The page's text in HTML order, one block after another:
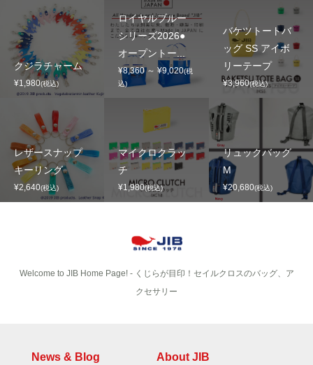
クジラチャーム
¥1,980(税込)
ロイヤルブルー
シリーズ2026●
オープントー...
¥8,360 ～ ¥9,020(税
込)
バケツトートバ
ッグ SS アイボ
リーテープ
¥3,960(税込)
レザースナップ
キーリング
¥2,640(税込)
マイクロクラッ
チ
¥1,980(税込)
リュックバッグ
M
¥20,680(税込)
Welcome to JIB Home Page! ‐ くじらが目印！セイルクロスのバッグ、ア
クセサリー
News & Blog About JIB